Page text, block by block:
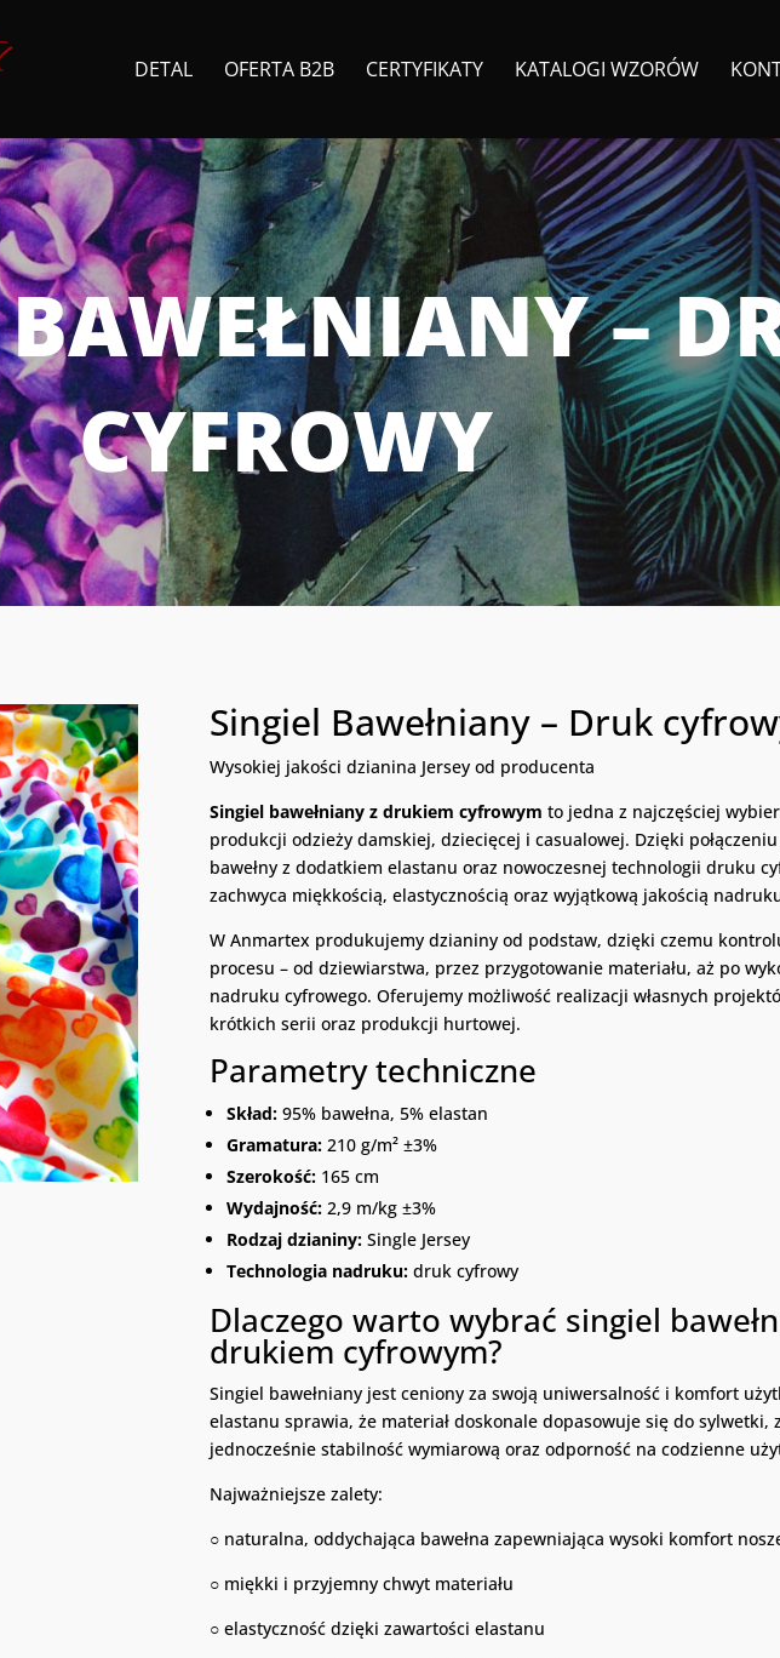
DETAL OFERTA B2B CERTYFIKATY KATALOGI WZORÓW
–
CYFROWY
Singiel Bawełniany – Druk
Wysokiej jakości dzianina Jersey od producenta
Singiel bawełniany z drukiem cyfrowym to jedna z najczęściej
produkcji odzieży damskiej, dziecięcej i casualowej. Dzięki
bawełny z dodatkiem elastanu oraz nowoczesnej technologii druku
zachwyca miękkością, elastycznością oraz wyjątkową jakością
W Anmartex produkujemy dzianiny od podstaw, dzięki czemu
procesu – od dziewiarstwa, przez przygotowanie materiału, aż po
nadruku cyfrowego. Oferujemy możliwość realizacji własnych
krótkich serii oraz produkcji hurtowej.
Parametry techniczne
Skład: 95% bawełna, 5% elastan
Gramatura: 210 g/m² ±3%
Szerokość: 165 cm
Wydajność: 2,9 m/kg ±3%
Rodzaj dzianiny: Single Jersey
Technologia nadruku: druk cyfrowy
Dlaczego warto wybrać singiel
drukiem cyfrowym?
Singiel bawełniany jest ceniony za swoją uniwersalność i komfort
elastanu sprawia, że materiał doskonale dopasowuje się do sylwetki,
jednocześnie stabilność wymiarową oraz odporność na codzienne
Najważniejsze zalety:
○ naturalna, oddychająca bawełna zapewniająca wysoki komfort
○ miękki i przyjemny chwyt materiału
○ elastyczność dzięki zawartości elastanu